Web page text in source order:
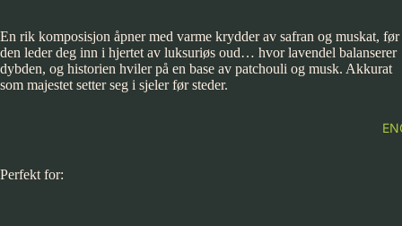
En rik komposisjon åpner med varme krydder av safran og muskat, før
den leder deg inn i hjertet av luksuriøs oud… hvor lavendel balanserer
dybden, og historien hviler på en base av patchouli og musk. Akkurat
som majestet setter seg i sjeler før steder.
Perfekt for: